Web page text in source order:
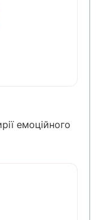
емоційного